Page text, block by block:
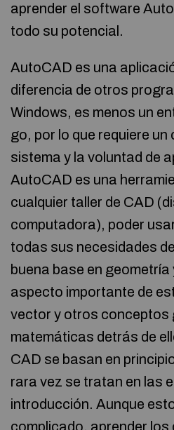
aprender el software
todo su potencial.
AutoCAD es una
diferencia de otros
Windows, es menos un
go, por lo que requiere un
sistema y la voluntad de
AutoCAD es una
cualquier taller de CAD
computadora), poder
todas sus necesidades
buena base en
aspecto importante de
vector y otros conceptos
matemáticas detrás de
CAD se basan en
rara vez se tratan en las
introducción. Aunque
complicado, aprender